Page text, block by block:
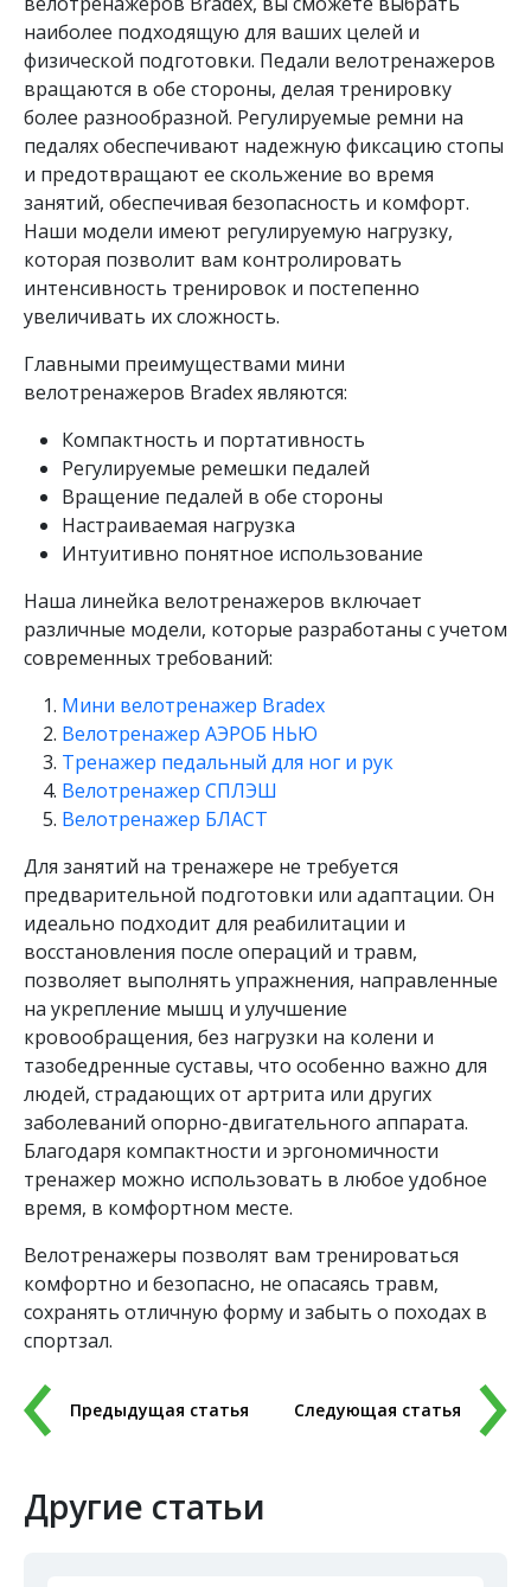
наиболее подходящую для ваших целей и
физической подготовки. Педали велотренажеров
вращаются в обе стороны, делая тренировку
более разнообразной. Регулируемые ремни на
педалях обеспечивают надежную фиксацию стопы
и предотвращают ее скольжение во время
занятий, обеспечивая безопасность и комфорт.
Наши модели имеют регулируемую нагрузку,
которая позволит вам контролировать
интенсивность тренировок и постепенно
увеличивать их сложность.
Главными преимуществами мини
велотренажеров Bradex являются:
Компактность и портативность
Регулируемые ремешки педалей
Вращение педалей в обе стороны
Настраиваемая нагрузка
Интуитивно понятное использование
Наша линейка велотренажеров включает
различные модели, которые разработаны с учетом
современных требований:
Мини велотренажер Bradex
Велотренажер АЭРОБ НЬЮ
Тренажер педальный для ног и рук
Велотренажер СПЛЭШ
Велотренажер БЛАСТ
Для занятий на тренажере не требуется
предварительной подготовки или адаптации. Он
идеально подходит для реабилитации и
восстановления после операций и травм,
позволяет выполнять упражнения, направленные
на укрепление мышц и улучшение
кровообращения, без нагрузки на колени и
тазобедренные суставы, что особенно важно для
людей, страдающих от артрита или других
заболеваний опорно-двигательного аппарата.
Благодаря компактности и эргономичности
тренажер можно использовать в любое удобное
время, в комфортном месте.
Велотренажеры позволят вам тренироваться
комфортно и безопасно, не опасаясь травм,
сохранять отличную форму и забыть о походах в
спортзал.
Предыдущая статья Следующая статья
Другие статьи